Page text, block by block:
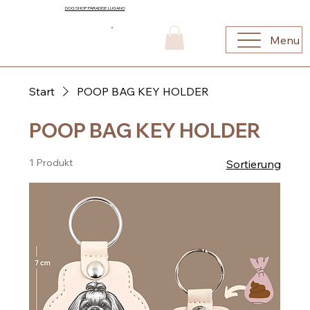
DOG SHOP PARADISE LUGANO
Menu
Start POOP BAG KEY HOLDER
POOP BAG KEY HOLDER
1 Produkt Sortierung